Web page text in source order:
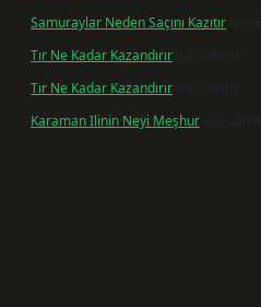
Samuraylar Neden Saçını Kazıtır için
Tır Ne Kadar Kazandırır için
admin
Tır Ne Kadar Kazandırır için Sevim
Karaman Ilinin Neyi Meşhur için admin